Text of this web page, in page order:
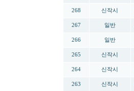
268 신작시
267 일반
266 일반
265 신작시
264 신작시
263 신작시